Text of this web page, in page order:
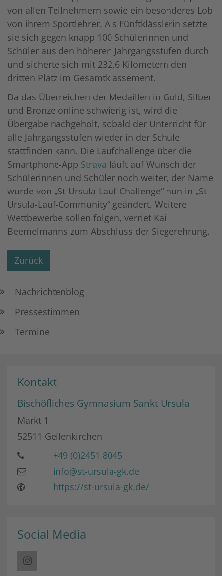
von allen Teilnehmern sowie ein besonderes Lob
von ihrem Sportlehrer. Als Fünftklässlerin setzte
sie sich gegen knapp 100 Schülerinnen und
Schüler aus den höheren Jahrgangsstufen durch
und sicherte sich mit 232,6 Kilometern den
dritten Platz im Gesamtklassement.
Da das Überreichen der Medaillen in Gold, Silber
und Bronze online schwierig ist, wird die
Übergabe nachgeholt, sobald der Unterricht für
alle Jahrgangsstufen wieder in der Schule
stattfinden kann. Die Laufchallenge über die
Smartphone-App Strava läuft auf Wunsch der
Schülerinnen und Schüler noch weiter, der Name
wurde von „St-Ursula-Lauf-Challenge“ nun in „St-
Ursula-Lauf-Community“ geändert. Weitere
Wettbewerbe sollen folgen, verriet Kai
Beemelmanns zum Abschluss der Siegerehrung.
Zurück
Nachrichtenblog
Pressestimmen
Termine
Kontakt
Bischöfliches Gymnasium Sankt Ursula
Markt 1
52511 Geilenkirchen
+49 (0)2451 8045
info@st-ursula-gk.de
https://st-ursula-gk.de/
Social Media